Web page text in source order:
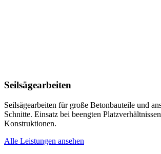
Seilsägearbeiten
Seilsägearbeiten für große Betonbauteile und
Schnitte. Einsatz bei beengten
Konstruktionen.
Alle Leistungen ansehen